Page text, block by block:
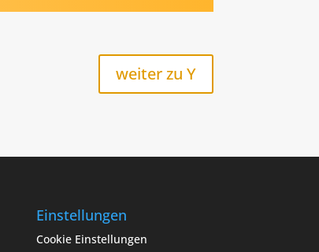
weiter zu Y
Einstellungen
Cookie Einstellungen